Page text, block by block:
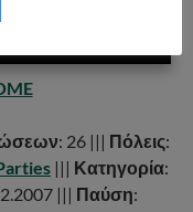
: 26 ||| Πόλεις:
||| Κατηγορία:
||| Παύση: